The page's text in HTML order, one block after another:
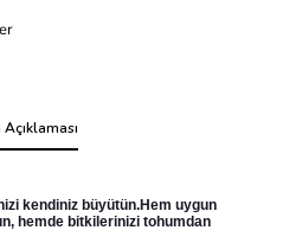
kendiniz büyütün.Hem uygun
hemde bitkilerinizi tohumdan